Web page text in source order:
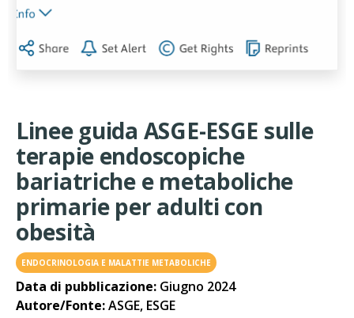
Linee guida ASGE-ESGE sulle
terapie endoscopiche
bariatriche e metaboliche
primarie per adulti con
obesità
ENDOCRINOLOGIA E MALATTIE METABOLICHE
Data di pubblicazione: Giugno 2024
Autore/Fonte:ASGE, ESGE